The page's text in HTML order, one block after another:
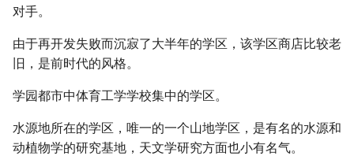
对手。
由于再开发失败而沉寂了大半年的学区，该学区商店比较老
旧，是前时代的风格。
学园都市中体育工学学校集中的学区。
水源地所在的学区，唯一的一个山地学区，是有名的水源和
动植物学的研究基地，天文学研究方面也小有名气。